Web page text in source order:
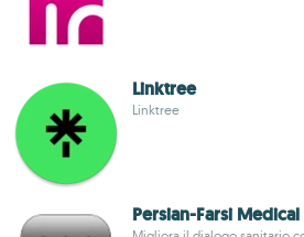
Linktree
Linktree
Persian-Farsi Medical